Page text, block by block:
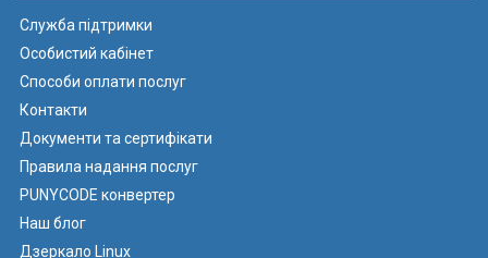
Служба підтримки
Особистий кабінет
Способи оплати послуг
Контакти
Документи та сертифікати
Правила надання послуг
PUNYCODE конвертер
Наш блог
Дзеркало Linux